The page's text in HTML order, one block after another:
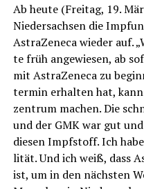
Ab heu­te (Frei­tag, 19.
Nie­der­sach­sen die
Astra­Ze­ne­ca wie­der auf.
te früh ange­wie­sen, ab
mit Astra­Ze­ne­ca zu
ter­min erhal­ten hat,
zen­trum machen. Die
und der GMK war gut
die­sen Impf­stoff. Ich
li­tät. Und ich weiß, dass
ist, um in den nächs­ten